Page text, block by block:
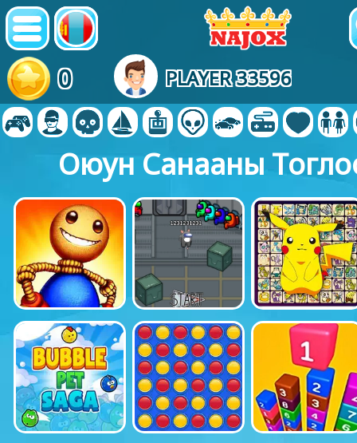
0 PLAYER 33596
Оюун Санааны